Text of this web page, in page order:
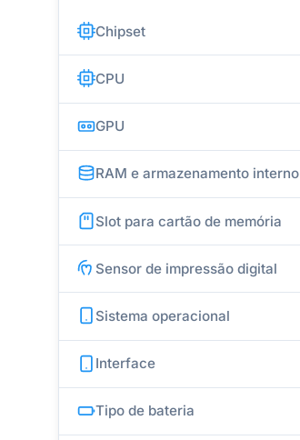
Chipset
CPU
GPU
RAM e armazenamento interno
Slot para cartão de memória
Sensor de impressão digital
Sistema operacional
Interface
Tipo de bateria